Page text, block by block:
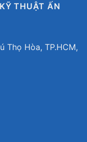
THUẬT ẤN
Thọ Hòa, TP.HCM,